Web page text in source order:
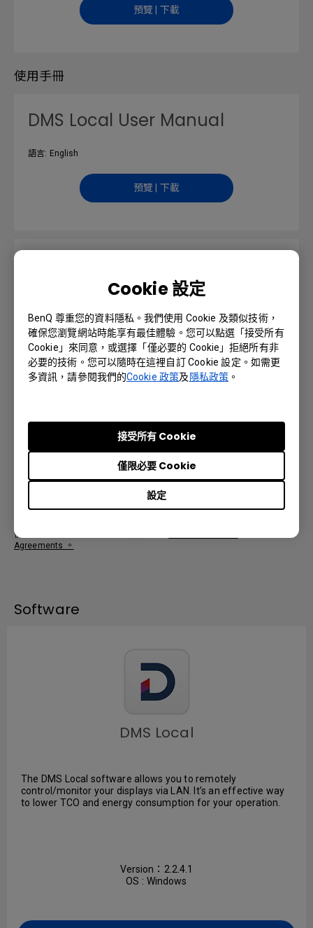
Cookie 設定
BenQ 尊重您的資料隱私。我們使用 Cookie 及類似技術，
確保您瀏覽網站時能享有最佳體驗。您可以點選「接受所有
Cookie」來同意，或選擇「僅必要的 Cookie」拒絕所有非
必要的技術。您可以隨時在這裡自訂 Cookie 設定。如需更
多資訊，請參閱我們的Cookie 政策及隱私政策。
設定
僅限必要 Cookie
接受所有 Cookie
預覽 | 下載
使用手冊
DMS Local User Manual
語言: English
預覽 | 下載
預覽 | 下載
預覽 | 下載
使用任何軟體，即表示您同意我們的條款
Agreements 。
Software
DMS Local
The DMS Local software allows you to remotely
control/monitor your displays via LAN. It’s an effective way
to lower TCO and energy consumption for your operation.
Version：2.2.4.1
OS : Windows